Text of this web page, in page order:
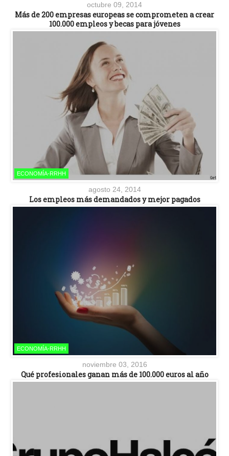
octubre 09, 2014
Más de 200 empresas europeas se comprometen a crear
100.000 empleos y becas para jóvenes
ECONOMÍA-RRHH
agosto 24, 2014
Los empleos más demandados y mejor pagados
ECONOMÍA-RRHH
noviembre 03, 2016
Qué profesionales ganan más de 100.000 euros al año